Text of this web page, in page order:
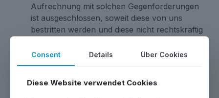
Aufrechnung mit solchen Gegenforderungen
ist ausgeschlossen, soweit diese von uns
bestritten werden und diese nicht rechtskräftig
Alle Lieferungen erfolgen unter
Eigentumsvorbehalt gemäß. § 455 BGB mit
folgenden Ergänzungen: Der
Consent Details Über Cookies
Diese Website verwendet Cookies